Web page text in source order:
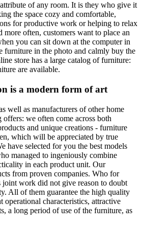
of any room. It is they who give it
the space cozy and comfortable,
for productive work or helping to relax
more often, customers want to place an
you can sit down at the computer in
furniture in the photo and calmly buy the
store has a large catalog of furniture:
are available.
is a modern form of art
well as manufacturers of other home
we often come across both
and unique creations - furniture
which will be appreciated by true
have selected for you the best models
managed to ingeniously combine
in each product unit. Our
from proven companies. Who for
joint work did not give reason to doubt
All of them guarantee the high quality
operational characteristics, attractive
a long period of use of the furniture, as